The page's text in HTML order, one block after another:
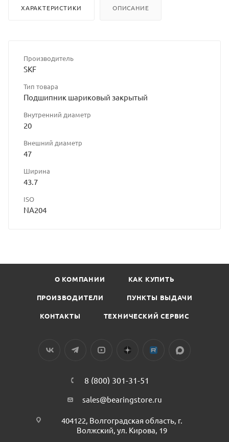
ХАРАКТЕРИСТИКИ ОПИСАНИЕ
Производитель
SKF
Тип товара
Подшипник шариковый закрытый
Внутренний диаметр
20
Внешний диаметр
47
Ширина
43.7
ISO
NA204
О КОМПАНИИ КАК КУПИТЬ
ПРОИЗВОДИТЕЛИ ПУНКТЫ ВЫДАЧИ
КОНТАКТЫ ТЕХНИЧЕСКИЙ СЕРВИС
8 (800) 301-31-51
sales@bearingstore.ru
404122, Волгоградская область, г.
Волжский, ул. Кирова, 19